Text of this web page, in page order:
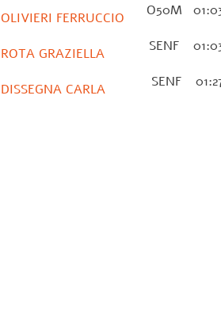
OLIVIERI FERRUCCIO O50M
ROTA GRAZIELLA SENF
DISSEGNA CARLA SENF